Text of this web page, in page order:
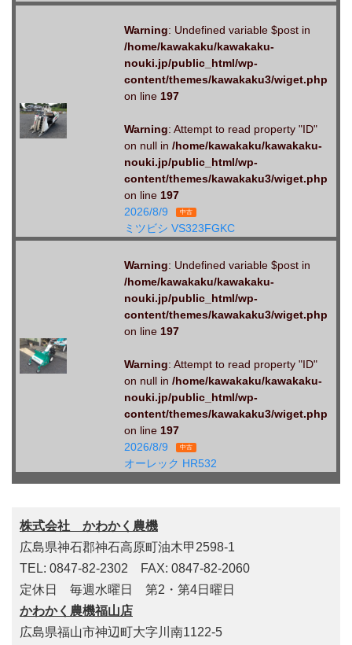
Warning: Undefined variable $post in
/home/kawakaku/kawakaku-
nouki.jp/public_html/wp-
content/themes/kawakaku3/wiget.php
on line 197
Warning: Attempt to read property "ID"
on null in /home/kawakaku/kawakaku-
nouki.jp/public_html/wp-
content/themes/kawakaku3/wiget.php
on line 197
2026/8/9
中古
ミツビシ VS323FGKC
Warning: Undefined variable $post in
/home/kawakaku/kawakaku-
nouki.jp/public_html/wp-
content/themes/kawakaku3/wiget.php
on line 197
Warning: Attempt to read property "ID"
on null in /home/kawakaku/kawakaku-
nouki.jp/public_html/wp-
content/themes/kawakaku3/wiget.php
on line 197
2026/8/9
中古
オーレック HR532
株式会社 かわかく農機
広島県神石郡神石高原町油木甲2598-1
TEL: 0847-82-2302 FAX: 0847-82-2060
定休日 毎週水曜日 第2・第4日曜日
かわかく農機福山店
広島県福山市神辺町大字川南1122-5